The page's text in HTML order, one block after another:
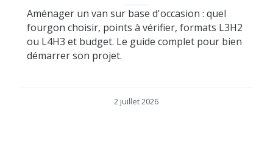
Aménager un van sur base d'occasion : quel
fourgon choisir, points à vérifier, formats L3H2
ou L4H3 et budget. Le guide complet pour bien
démarrer son projet.
2 juillet 2026